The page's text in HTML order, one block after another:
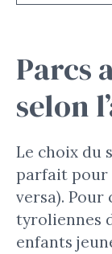
Parcs
selon
Le choix du
parfait pour
versa). Pour
tyroliennes
enfants